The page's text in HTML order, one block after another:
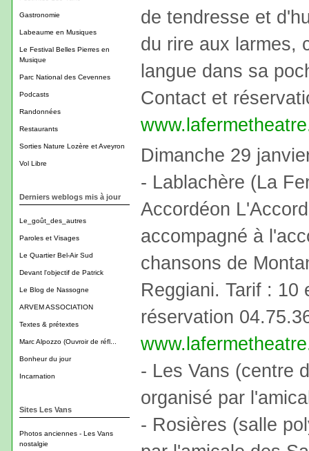
Gastronomie
Labeaume en Musiques
Le Festival Belles Pierres en
Musique
Parc National des Cevennes
Podcasts
Randonnées
Restaurants
Sorties Nature Lozère et Aveyron
Vol Libre
Derniers weblogs mis à jour
Le_goût_des_autres
Paroles et Visages
Le Quartier Bel-Air Sud
Devant l'objectif de Patrick
Le Blog de Nassogne
ARVEM ASSOCIATION
Textes & prétextes
Marc Alpozzo (Ouvroir de réfl...
Bonheur du jour
Incarnation
Sites Les Vans
Photos anciennes - Les Vans
nostalgie
de tendresse et
du rire aux larmes,
langue dans sa
Contact et
Dimanche 29
- Lablachère (La
Accordéon
accompagné à
chansons de
Reggiani. Tarif : 10
réservation
- Les Vans (centre
organisé par
- Rosières (salle